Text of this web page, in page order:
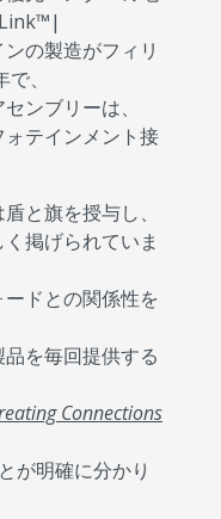
の製造がフィリ
、
ンブリーは、
テインメント接
と旗を授与し、
掲げられていま
ドとの関係性を
を毎回提供する
Connections
が明確に分かり